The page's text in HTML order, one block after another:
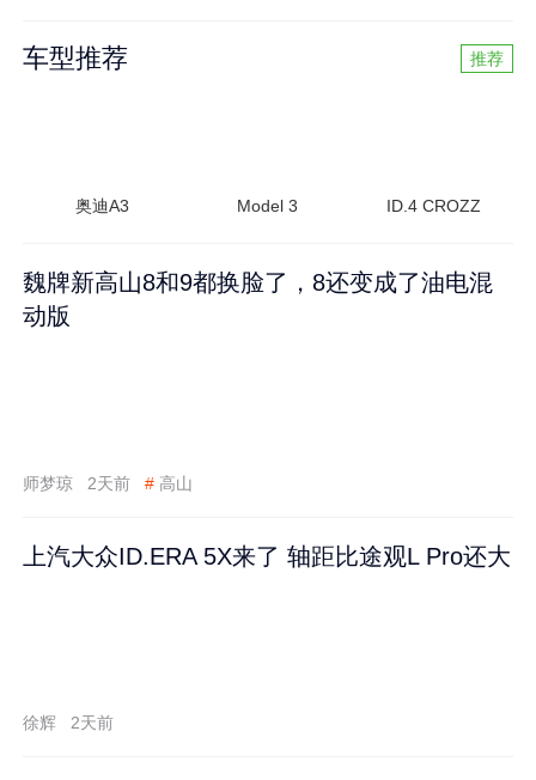
车型推荐 推荐
奥迪A3 Model 3 ID.4 CROZZ
魏牌新高山8和9都换脸了，8还变成了油电混
动版
师梦琼 2天前 # 高山
上汽大众ID.ERA 5X来了 轴距比途观L Pro还大
徐辉 2天前